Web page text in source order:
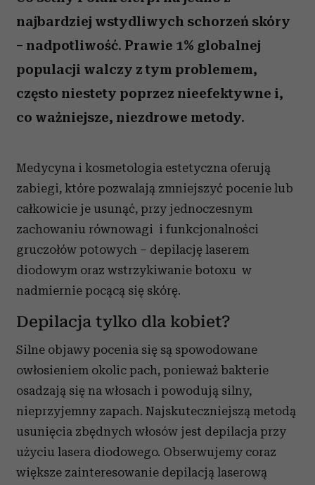
najbardziej wstydliwych schorzeń skóry
– nadpotliwość. Prawie 1% globalnej
populacji walczy z tym problemem,
często niestety poprzez nieefektywne i,
co ważniejsze, niezdrowe metody.
Medycyna i kosmetologia estetyczna oferują
zabiegi, które pozwalają zmniejszyć pocenie lub
całkowicie je usunąć, przy jednoczesnym
zachowaniu równowagi i funkcjonalności
gruczołów potowych – depilację laserem
diodowym oraz wstrzykiwanie botoxu w
nadmiernie pocącą się skórę.
Depilacja tylko dla kobiet?
Silne objawy pocenia się są spowodowane
owłosieniem okolic pach, ponieważ bakterie
osadzają się na włosach i powodują silny,
nieprzyjemny zapach. Najskuteczniejszą metodą
usunięcia zbędnych włosów jest depilacja przy
użyciu lasera diodowego. Obserwujemy coraz
większe zainteresowanie depilacją laserową